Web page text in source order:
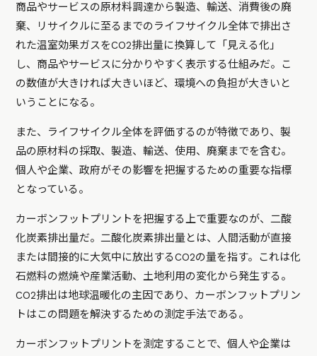
商品やサービスの原材料調達から製造、輸送、消費後の廃
棄、リサイクルに至るまでのライフサイクル全体で排出さ
れた温室効果ガスをCO2排出量に換算して「見える化」
し、商品やサービスに分かりやすく表示する仕組みだ。こ
の数値が大きければ大きいほど、環境への負担が大きいと
いうことになる。
また、ライフサイクル全体を評価するのが特徴であり、製
品の原材料の採取、製造、輸送、使用、廃棄までを含む。
個人や企業、政府がその影響を把握するための重要な指標
となっている。
カーボンフットプリントを把握する上で重要なのが、二酸
化炭素排出量だ。二酸化炭素排出量とは、人間活動が直接
または間接的に大気中に放出するCO2の量を指す。これは化
石燃料の燃焼や産業活動、土地利用の変化から発生する。
CO2排出は地球温暖化の主因であり、カーボンフットプリン
トはこの問題を解決するための測定手法である。
カーボンフットプリントを測定することで、個人や企業は